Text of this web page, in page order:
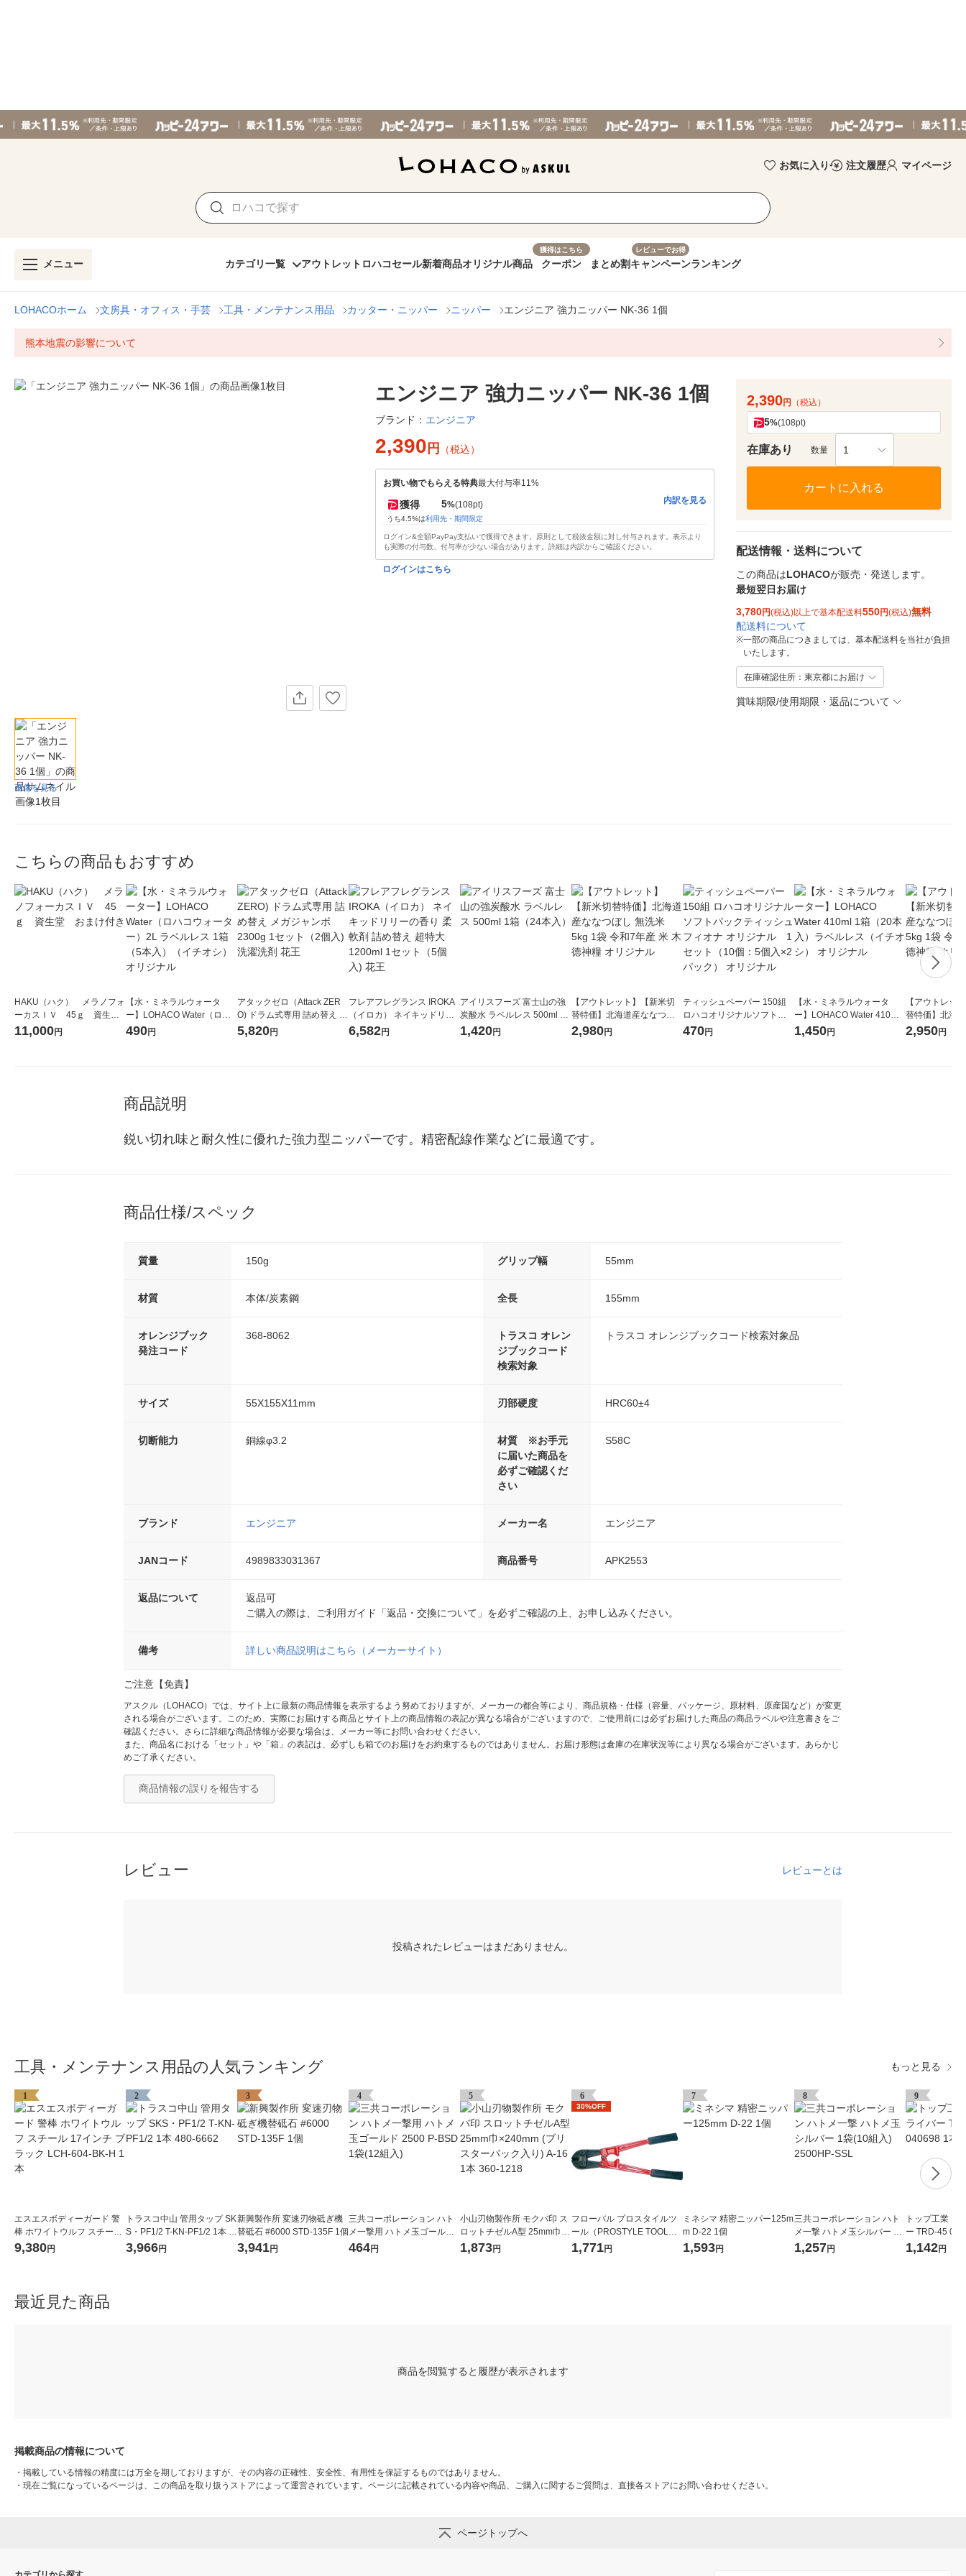
お気に入り 注文履歴 マイページ
メニュー カテゴリ一覧 アウトレット ロハコセール新着商品オリジナル商品
獲得はこちら
クーポン まとめ割
レビューでお得
キャンペーンランキング
LOHACOホーム 文房具・オフィス・手芸 工具・メンテナンス用品 カッター・ニッパー ニッパー エンジニア 強力ニッパー NK-36 1個
熊本地震の影響について
画像を見る
エンジニア 強力ニッパー NK-36 1個
ブランド： エンジニア
2,390 円 （税込）
お買い物でもらえる特典最大付与率11%
獲得 5%(108pt)
うち4.5%は利用先・期間限定
内訳を見る
ログイン&全額PayPay支払いで獲得できます。原則として税抜金額に対し付与されます。表示より
も実際の付与数、付与率が少ない場合があります。詳細は内訳からご確認ください。
ログインはこちら
2,390円 （税込）
5%(108pt)
在庫あり 数量 1
カートに入れる
配送情報・送料について
この商品はLOHACOが販売・発送します。
最短翌日お届け
3,780円(税込)以上で基本配送料550円(税込)無料
配送料について
※一部の商品につきましては、基本配送料を当社が負担
いたします。
在庫確認住所：東京都にお届け
賞味期限/使用期限・返品について
こちらの商品もおすすめ
HAKU（ハク） メラノフォ
ーカスＩＶ 45ｇ 資生
堂 おまけ付き
11,000円
【水・ミネラルウォータ
ー】LOHACO Water（ロハ
コウォーター）2L ラベルレ
490円
アタックゼロ（Attack ZER
O) ドラム式専用 詰め替え メ
ガジャンボ 2300g 1セット
5,820円
フレアフレグランス IROKA
（イロカ） ネイキッドリリ
ーの香り 柔軟剤 詰め替え 超
6,582円
アイリスフーズ 富士山の強
炭酸水 ラベルレス 500ml 1
箱（24本入）
1,420円
【アウトレット】【新米切
替特価】北海道産ななつぼ
し 無洗米 5kg 1袋 令和7年産
2,980円
ティッシュペーパー 150組
ロハコオリジナルソフトパ
ックティッシュ フィオナ オ
470円
【水・ミネラルウォータ
ー】LOHACO Water 410ml
1箱（20本入）ラベルレス
1,450円
【アウトレッ
替特価】北海
し 精白米 5kg
2,950円
商品説明
鋭い切れ味と耐久性に優れた強力型ニッパーです。精密配線作業などに最適です。
商品仕様/スペック
質量 150g グリップ幅 55mm
材質 本体/炭素鋼 全長 155mm
オレンジブック
発注コード
368-8062
トラスコ オレン
ジブックコード
検索対象
トラスコ オレンジブックコード検索対象品
サイズ 55X155X11mm 刃部硬度 HRC60±4
切断能力 銅線φ3.2
材質 ※お手元
に届いた商品を
必ずご確認くだ
さい
S58C
ブランド エンジニア メーカー名 エンジニア
JANコード 4989833031367 商品番号 APK2553
返品について
返品可
ご購入の際は、ご利用ガイド「返品・交換について」を必ずご確認の上、お申し込みください。
備考 詳しい商品説明はこちら（メーカーサイト）
ご注意【免責】
アスクル（LOHACO）では、サイト上に最新の商品情報を表示するよう努めておりますが、メーカーの都合等により、商品規格・仕様（容量、パッケージ、原材料、原産国など）が変更
される場合がございます。このため、実際にお届けする商品とサイト上の商品情報の表記が異なる場合がございますので、ご使用前には必ずお届けした商品の商品ラベルや注意書きをご
確認ください。さらに詳細な商品情報が必要な場合は、メーカー等にお問い合わせください。
また、商品名における「セット」や「箱」の表記は、必ずしも箱でのお届けをお約束するものではありません。お届け形態は倉庫の在庫状況等により異なる場合がございます。あらかじ
めご了承ください。
商品情報の誤りを報告する
レビュー レビューとは
投稿されたレビューはまだありません。
工具・メンテナンス用品の人気ランキング もっと見る
1
エスエスボディーガード 警
棒 ホワイトウルフ スチール
17インチ ブラック LCH-604
9,380円
2
トラスコ中山 管用タップ SK
S・PF1/2 T-KN-PF1/2 1本 4
80-6662
3,966円
3
新興製作所 変速刃物砥ぎ機
替砥石 #6000 STD-135F 1個
3,941円
4
三共コーポレーション ハト
メ一撃用 ハトメ玉ゴールド
2500 P-BSD 1袋(12組入)
464円
5
小山刃物製作所 モクバ印 ス
ロットチゼルA型 25mm巾×2
40mm (ブリスターパック入
1,873円
6
30%OFF
フローバル プロスタイルツ
ール（PROSTYLE TOOL）
ボルトクリッパー 300 GK-1
1,771円
7
ミネシマ 精密ニッパー125m
m D-22 1個
1,593円
8
三共コーポレーション ハト
メ一撃 ハトメ玉シルバー 1
袋(10組入) 2500HP-SSL
1,257円
9
トップ工業 コ
ー TRD-45
1,142円
最近見た商品
商品を閲覧すると履歴が表示されます
掲載商品の情報について
・ 掲載している情報の精度には万全を期しておりますが、その内容の正確性、安全性、有用性を保証するものではありません。
・ 現在ご覧になっているページは、この商品を取り扱うストアによって運営されています。ページに記載されている内容や商品、ご購入に関するご質問は、直接各ストアにお問い合わせください。
ページトップへ